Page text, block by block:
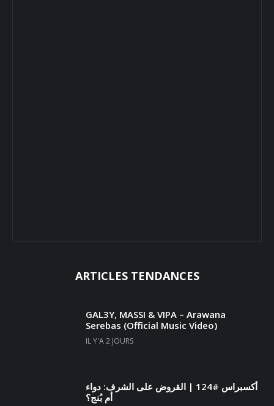
ARTICLES TENDANCES
GAL3Y, MASSI & VIPA – Arawana
Serebas (Official Music Video)
IL Y'A 2 JOURS
أكسبراس #124 | القروض على الشرف: دواء
أم بُنج؟